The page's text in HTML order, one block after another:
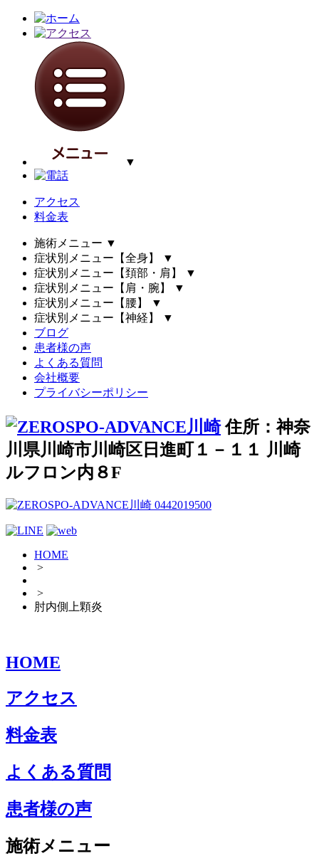
▼
アクセス
料金表
施術メニュー ▼
症状別メニュー【全身】
▼
症状別メニュー【頚部・肩】
▼
症状別メニュー【肩・腕】
▼
症状別メニュー【腰】
▼
症状別メニュー【神経】
▼
ブログ
患者様の声
よくある質問
会社概要
プライバシーポリシー
住所：神奈
川県川崎市川崎区日進町１－１１ 川崎
ルフロン内８F
HOME
>
>
肘内側上顆炎
HOME
アクセス
料金表
よくある質問
患者様の声
施術メニュー